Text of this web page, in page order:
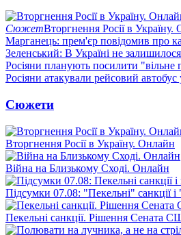
СюжетВторгнення Росії в Україну.
Марганець: прем'єр повідомив про
Зеленський: В Україні не
Росіяни планують посилити
Росіяни атакували рейсовий автобус
Сюжети
Вторгнення Росії в Україну. Онлайн
Війна на Близькому Сході. Онлайн
Підсумки 07.08: "Пекельні" санкції і
Пекельні санкції. Рішення Сената